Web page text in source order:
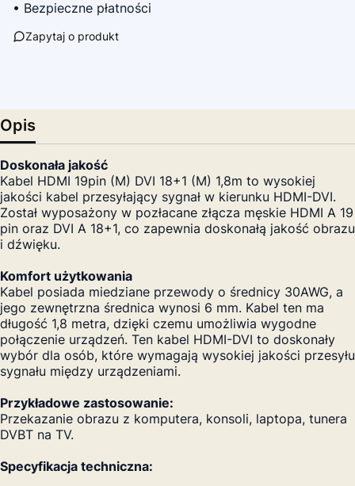
• Bezpieczne płatności
Zapytaj o produkt
Opis
Doskonała jakość
Kabel HDMI 19pin (M) DVI 18+1 (M) 1,8m to wysokiej
jakości kabel przesyłający sygnał w kierunku HDMI-DVI.
Został wyposażony w pozłacane złącza męskie HDMI A 19
pin oraz DVI A 18+1, co zapewnia doskonałą jakość obrazu
i dźwięku.
Komfort użytkowania
Kabel posiada miedziane przewody o średnicy 30AWG, a
jego zewnętrzna średnica wynosi 6 mm. Kabel ten ma
długość 1,8 metra, dzięki czemu umożliwia wygodne
połączenie urządzeń. Ten kabel HDMI-DVI to doskonały
wybór dla osób, które wymagają wysokiej jakości przesyłu
sygnału między urządzeniami.
Przykładowe zastosowanie:
Przekazanie obrazu z komputera, konsoli, laptopa, tunera
DVBT na TV.
Specyfikacja techniczna: